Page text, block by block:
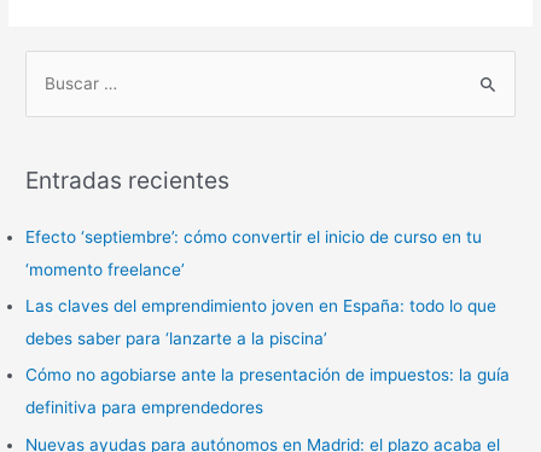
u
c
o
r
:
Entradas recientes
Efecto ‘septiembre’: cómo convertir el inicio de curso en tu
‘momento freelance’
Las claves del emprendimiento joven en España: todo lo que
debes saber para ‘lanzarte a la piscina’
Cómo no agobiarse ante la presentación de impuestos: la guía
definitiva para emprendedores
Nuevas ayudas para autónomos en Madrid: el plazo acaba el